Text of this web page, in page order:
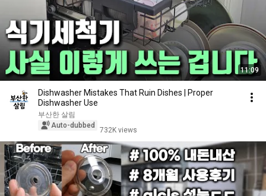
11:09
Dishwasher Mistakes That Ruin Dishes | Proper
Dishwasher Use
부산한 살림
Auto-dubbed
732K views